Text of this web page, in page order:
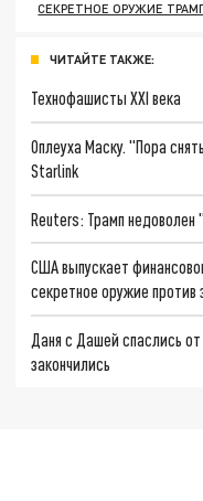
СЕКРЕТНОЕ ОРУЖИЕ
ЧИТАЙТЕ ТАКЖЕ:
Технофашисты XXI века
Оплеуха Маску. "Пора
Starlink
Reuters: Трамп недоволен
США выпускает
секретное оружие против
Даня с Дашей спаслись
закончились